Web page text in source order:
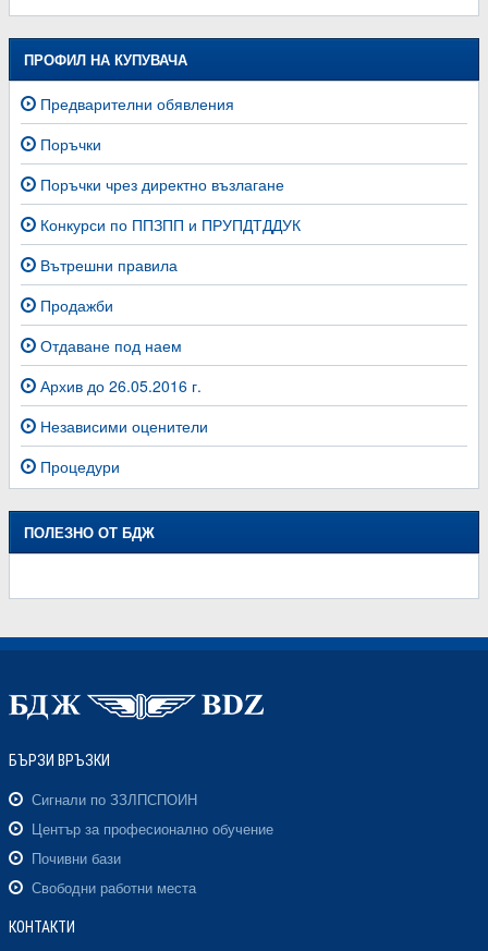
ПРОФИЛ НА КУПУВАЧА
Предварителни обявления
Поръчки
Поръчки чрез директно възлагане
Конкурси по ППЗПП и ПРУПДТДДУК
Вътрешни правила
Продажби
Отдаване под наем
Архив до 26.05.2016 г.
Независими оценители
Процедури
ПОЛЕЗНО ОТ БДЖ
БЪРЗИ ВРЪЗКИ
Сигнали по ЗЗЛПСПОИН
Център за професионално обучение
Почивни бази
Свободни работни места
КОНТАКТИ